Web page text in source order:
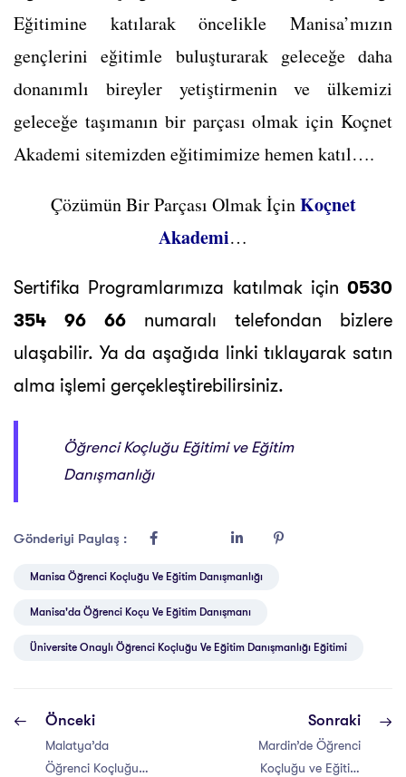
Eğitimine katılarak öncelikle Manisa’mızın
gençlerini eğitimle buluşturarak geleceğe daha
donanımlı bireyler yetiştirmenin ve ülkemizi
geleceğe taşımanın bir parçası olmak için Koçnet
Akademi sitemizden eğitimimize hemen katıl….
Çözümün Bir Parçası Olmak İçinKoçnet
Akademi…
Sertifika Programlarımıza katılmak için 0530
354 96 66 numaralı telefondan bizlere
ulaşabilir. Ya da aşağıda linki tıklayarak satın
alma işlemi gerçekleştirebilirsiniz.
Öğrenci Koçluğu Eğitimi ve Eğitim
Danışmanlığı
Gönderiyi Paylaş :
Manisa Öğrenci Koçluğu Ve Eğitim Danışmanlığı
Manisa'da Öğrenci Koçu Ve Eğitim Danışmanı
Üniversite Onaylı Öğrenci Koçluğu Ve Eğitim Danışmanlığı Eğitimi
Önceki
Malatya’da
Öğrenci Koçluğu
Sonraki
Mardin’de Öğrenci
Koçluğu ve Eğitim